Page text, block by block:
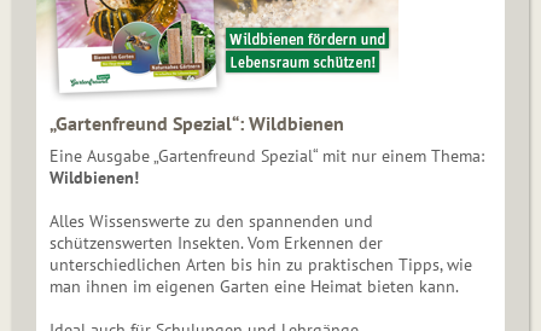
„Gartenfreund Spezial“: Wildbienen
Eine Ausgabe „Gartenfreund Spezial“ mit nur einem Thema:
Wildbienen!
Alles Wissenswerte zu den spannenden und
schützenswerten Insekten. Vom Erkennen der
unterschiedlichen Arten bis hin zu praktischen Tipps, wie
man ihnen im eigenen Garten eine Heimat bieten kann.